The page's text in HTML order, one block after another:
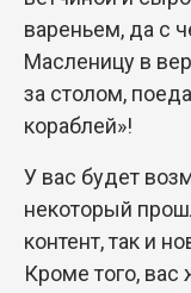
вареньем, да с
Масленицу в
за столом,
кораблей»!
У вас будет
некоторый
контент, так и
Кроме того, вас